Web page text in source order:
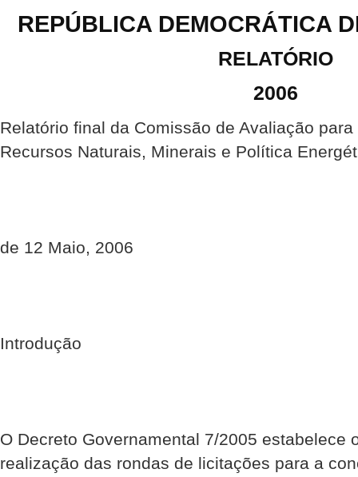
REPÚBLICA DEMOCRÁTICA
RELATÓRIO
2006
Relatório final da Comissão de Avaliação
Recursos Naturais, Minerais e Política
de 12 Maio, 2006
Introdução
O Decreto Governamental 7/2005 estabelece
realização das rondas de licitações para a